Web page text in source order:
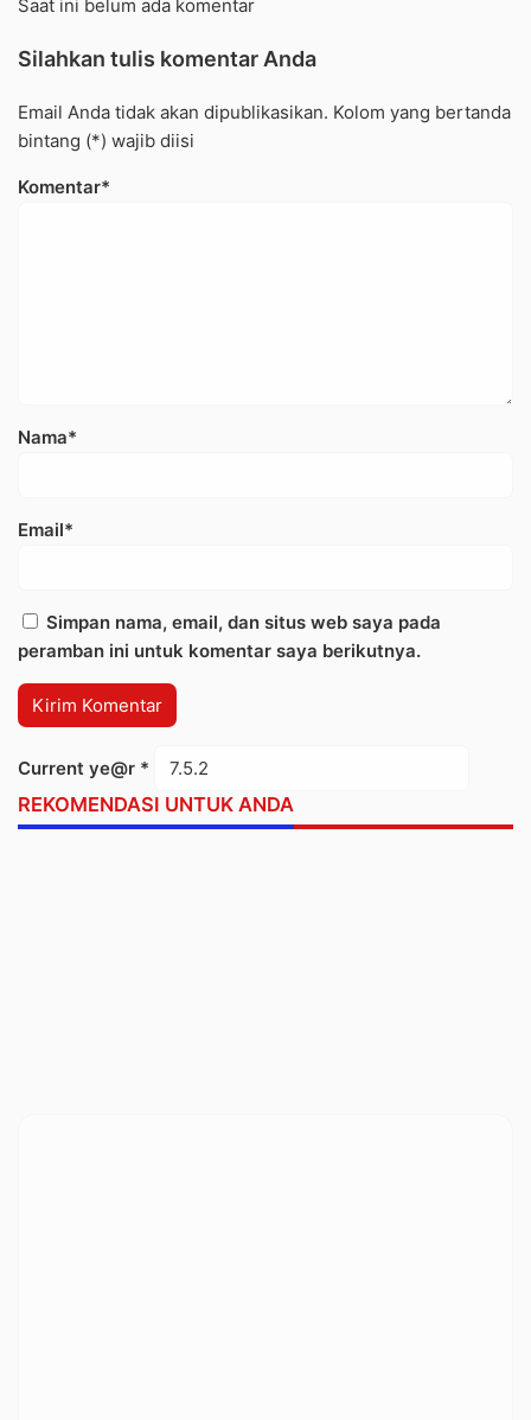
Saat ini belum ada komentar
Silahkan tulis komentar Anda
Email Anda tidak akan dipublikasikan. Kolom yang bertanda
bintang (*) wajib diisi
Komentar*
Nama*
Email*
Simpan nama, email, dan situs web saya pada
peramban ini untuk komentar saya berikutnya.
Current ye@r *
REKOMENDASI UNTUK ANDA